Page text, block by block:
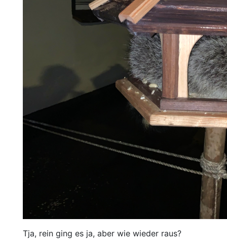
Tja, rein ging es ja, aber wie wieder raus?